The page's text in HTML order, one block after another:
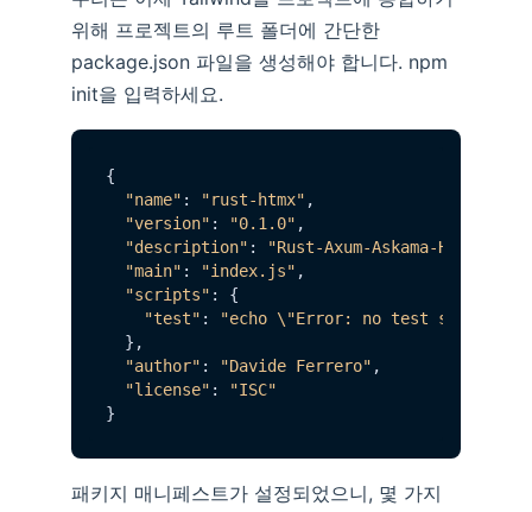
위해 프로젝트의 루트 폴더에 간단한
package.json 파일을 생성해야 합니다. npm
init을 입력하세요.
{
"name" : "rust-htmx" ,
"version" : "0.1.0" ,
"description" :
"Rust-Axum-Askama-HTMX: 경
"main" : "index.js" ,
"scripts" : {
"test" :
"echo \"Error: no test
  },
"author" : "Davide Ferrero" ,
"license" :
"ISC"
패키지 매니페스트가 설정되었으니, 몇 가지